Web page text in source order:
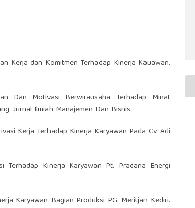
Kerja dan Komitmen Terhadap Kinerja Kauawan.
Dan Motivasi Berwirausaha Terhadap Minat
Jurnal Ilmiah Manajemen Dan Bisnis.
Kerja Terhadap Kinerja Karyawan Pada Cv. Adi
Terhadap Kinerja Karyawan Pt. Pradana Energi
Karyawan Bagian Produksi PG. Meritjan Kediri.